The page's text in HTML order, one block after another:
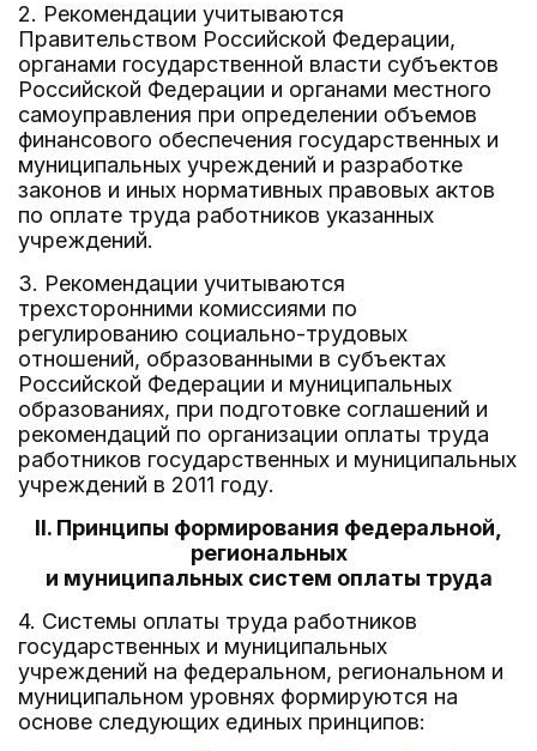
2. Рекомендации учитываются
Правительством Российской Федерации,
органами государственной власти субъектов
Российской Федерации и органами местного
самоуправления при определении объемов
финансового обеспечения государственных и
муниципальных учреждений и разработке
законов и иных нормативных правовых актов
по оплате труда работников указанных
учреждений.
3. Рекомендации учитываются
трехсторонними комиссиями по
регулированию социально-трудовых
отношений, образованными в субъектах
Российской Федерации и муниципальных
образованиях, при подготовке соглашений и
рекомендаций по организации оплаты труда
работников государственных и муниципальных
учреждений в 2011 году.
II. Принципы формирования федеральной,
региональных
и муниципальных систем оплаты труда
4. Системы оплаты труда работников
государственных и муниципальных
учреждений на федеральном, региональном и
муниципальном уровнях формируются на
основе следующих единых принципов: